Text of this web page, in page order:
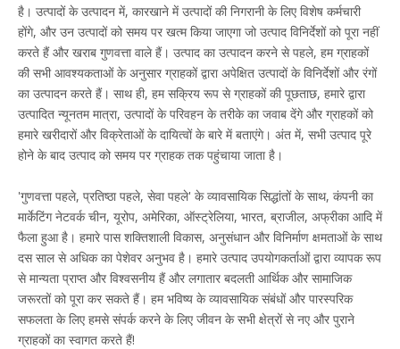
है। उत्पादों के उत्पादन में, कारखाने में उत्पादों की निगरानी के लिए विशेष कर्मचारी
होंगे, और उन उत्पादों को समय पर खत्म किया जाएगा जो उत्पाद विनिर्देशों को पूरा नहीं
करते हैं और खराब गुणवत्ता वाले हैं। उत्पाद का उत्पादन करने से पहले, हम ग्राहकों
की सभी आवश्यकताओं के अनुसार ग्राहकों द्वारा अपेक्षित उत्पादों के विनिर्देशों और रंगों
का उत्पादन करते हैं। साथ ही, हम सक्रिय रूप से ग्राहकों की पूछताछ, हमारे द्वारा
उत्पादित न्यूनतम मात्रा, उत्पादों के परिवहन के तरीके का जवाब देंगे और ग्राहकों को
हमारे खरीदारों और विक्रेताओं के दायित्वों के बारे में बताएंगे। अंत में, सभी उत्पाद पूरे
होने के बाद उत्पाद को समय पर ग्राहक तक पहुंचाया जाता है।
'गुणवत्ता पहले, प्रतिष्ठा पहले, सेवा पहले' के व्यावसायिक सिद्धांतों के साथ, कंपनी का
मार्केटिंग नेटवर्क चीन, यूरोप, अमेरिका, ऑस्ट्रेलिया, भारत, ब्राजील, अफ्रीका आदि में
फैला हुआ है। हमारे पास शक्तिशाली विकास, अनुसंधान और विनिर्माण क्षमताओं के साथ
दस साल से अधिक का पेशेवर अनुभव है। हमारे उत्पाद उपयोगकर्ताओं द्वारा व्यापक रूप
से मान्यता प्राप्त और विश्वसनीय हैं और लगातार बदलती आर्थिक और सामाजिक
जरूरतों को पूरा कर सकते हैं। हम भविष्य के व्यावसायिक संबंधों और पारस्परिक
सफलता के लिए हमसे संपर्क करने के लिए जीवन के सभी क्षेत्रों से नए और पुराने
ग्राहकों का स्वागत करते हैं!